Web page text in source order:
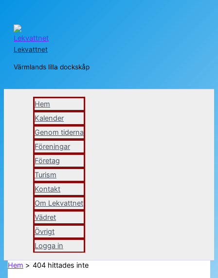
Hoppa
innehåll
Lekvattnet
Värmlands lilla dockskåp
Hem
Kalender
Genom tiderna
Föreningar
Företag
Turism
Kontakt
Om Lekvattnet
Vädret
Övrigt
Logga in
Hem 404 hittades inte